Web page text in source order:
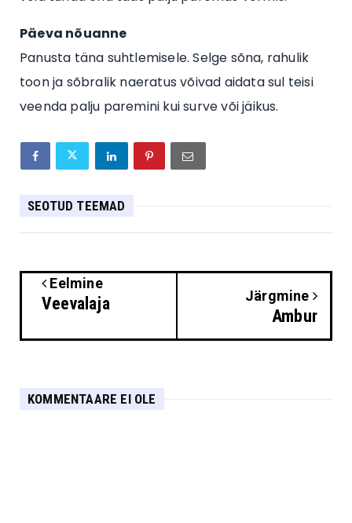
Päeva nõuanne
Panusta täna suhtlemisele. Selge sõna, rahulik
toon ja sõbralik naeratus võivad aidata sul teisi
veenda palju paremini kui surve või jäikus.
SEOTUD TEEMAD
Eelmine
Veevalaja Järgmine
Ambur
KOMMENTAARE EI OLE